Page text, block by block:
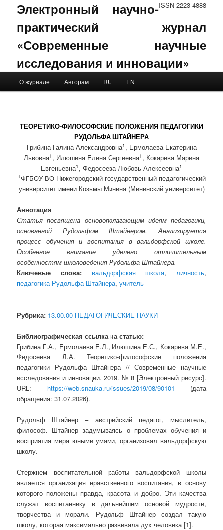
ISSN 2223-4888
Электронный научно-
практический журнал
«Современные научные
исследования и инновации»
Skip to primary content
Skip to secondary content
О журнале Авторам RU EN
ТЕОРЕТИКО-ФИЛОСОФСКИЕ ПОЛОЖЕНИЯ ПЕДАГОГИКИ
РУДОЛЬФА ШТАЙНЕРА
Грибина Галина Александровна1 , Ермолаева Екатерина
Львовна1 , Илюшина Елена Сергеевна1 , Кокарева Марина
Евгеньевна1 , Федосеева Любовь Алексеевна1
1ФГБОУ ВО Нижегородский государственный педагогический
университет имени Козьмы Минина (Мининский университет)
Аннотация
Статья посвящена основополагающим идеям педагогики,
основанной Рудольфом Штайнером. Анализируется
процесс обучения и воспитания в вальдорфской школе.
Особенное внимание уделено отличительным
особенностям школоведения Рудольфа Штайнера.
Ключевые слова:
вальдорфская школа, личность,
педагогика Рудольфа Штайнера,учитель
Рубрика: 13.00.00 ПЕДАГОГИЧЕСКИЕ НАУКИ
Библиографическая ссылка на статью:
Грибина Г.А., Ермолаева Е.Л., Илюшина Е.С., Кокарева М.Е.,
Федосеева Л.А. Теоретико-философские положения
педагогики Рудольфа Штайнера // Современные научные
исследования и инновации. 2019. № 8 [Электронный ресурс].
URL: https://web.snauka.ru/issues/2019/08/90101 (дата
обращения: 31.07.2026).
Рудольф Штайнер – австрийский педагог, мыслитель,
философ. Штайнер задумываясь о проблемах обучения и
восприятия мира юными умами, организовал вальдорфскую
школу.
Стержнем воспитательной работы вальдорфской школы
является организация нравственного воспитания, в основу
которого положены правда, красота и добро. Эти качества
служат воспитаннику в дальнейшем основой мудрости,
творчества и морали. Рудольф Штайнер создал такую
школу, которая максимально развивала дух человека [1].